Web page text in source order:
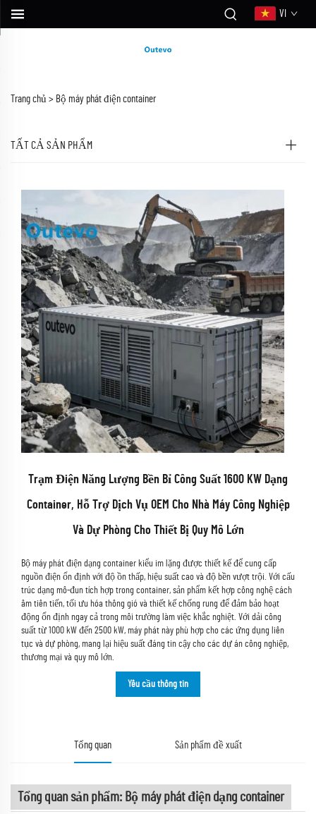
VI
Trang chủ > Bộ máy phát điện container
TẤT CẢ SẢN PHẨM
Trạm Điện Năng Lượng Bền Bỉ Công Suất 1600 KW Dạng
Container, Hỗ Trợ Dịch Vụ OEM Cho Nhà Máy Công Nghiệp
Và Dự Phòng Cho Thiết Bị Quy Mô Lớn
Bộ máy phát điện dạng container kiểu im lặng được thiết kế để cung cấp
nguồn điện ổn định với độ ồn thấp, hiệu suất cao và độ bền vượt trội. Với cấu
trúc dạng mô-đun tích hợp trong container, sản phẩm kết hợp công nghệ cách
âm tiên tiến, tối ưu hóa thông gió và thiết kế chống rung để đảm bảo hoạt
động ổn định ngay cả trong môi trường làm việc khắc nghiệt. Với dải công
suất từ 1000 kW đến 2500 kW, máy phát này phù hợp cho các ứng dụng liên
tục và dự phòng, mang lại hiệu suất đáng tin cậy cho các dự án công nghiệp,
thương mại và quy mô lớn.
Yêu cầu thông tin
Tổng quan Sản phẩm đề xuất
Tổng quan sản phẩm: Bộ máy phát điện dạng container